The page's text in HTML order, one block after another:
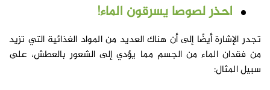
احذر لصوصا يسرقون الماء!
تجدر الإشارة أيضًا إلى أن هناك العديد من المواد الغذائية التي تزيد
من فقدان الماء من الجسم مما يؤدي إلى الشعور بالعطش، على
سبيل المثال: